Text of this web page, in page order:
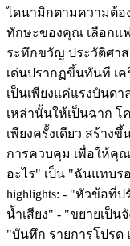
ไดนามิกตามความต้อ
ทักษะของคุณ เลือกแ
ระทึกขวัญ ประวัติศา
เด่นปรากฏขึ้นทันที เค
เป็นเพียงแค่แรงบันด
เหล่านั้นให้เป็นฉาก โ
เพียงครั้งเดียว สร้าง
การควบคุม เพื่อให้คุ
อะไร" เป็น "ฉันแทบร
highlights: - "หัวข้อที่
น้ำเสียง" - "ขยายเป็น
"บันทึก รายการโปรด